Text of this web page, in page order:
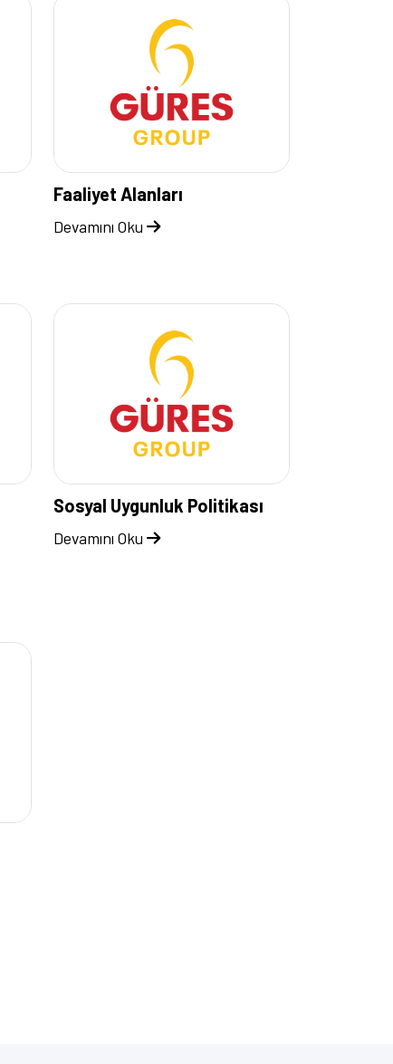
Faaliyet Alanları
Devamını Oku
Sosyal Uygunluk Politikası
Devamını Oku